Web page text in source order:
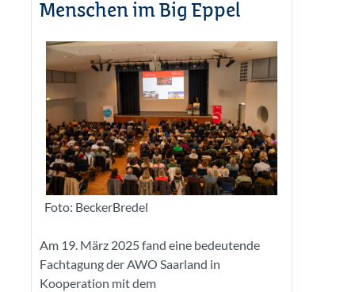
Menschen im Big Eppel
Foto: BeckerBredel
Am 19. März 2025 fand eine bedeutende
Fachtagung der AWO Saarland in
Kooperation mit dem